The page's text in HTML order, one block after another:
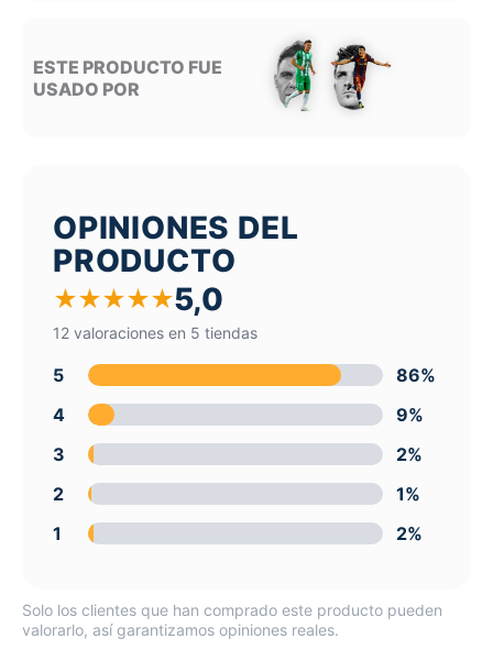
ESTE PRODUCTO FUE
USADO POR
OPINIONES DEL
PRODUCTO
★★★★★5,0
12 valoraciones en 5 tiendas
5
86%
4
9%
3
2%
2
1%
1
2%
Solo los clientes que han comprado este producto pueden
valorarlo, así garantizamos opiniones reales.